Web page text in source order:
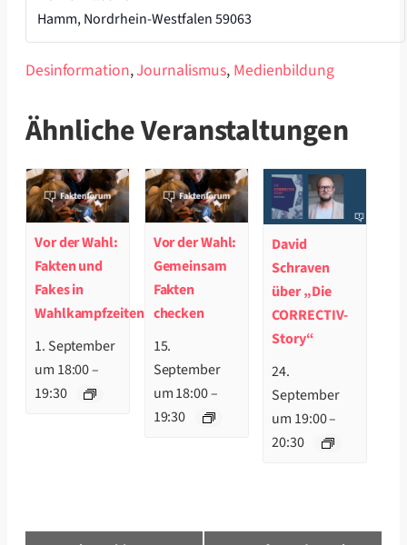
Hamm,Nordrhein-Westfalen59063
Desinformation,Journalismus, Medienbildung
Ähnliche Veranstaltungen
Vor der Wahl:
Fakten und
Fakes in
Wahlkampfzeiten
1. September
um 18:00–
19:30
Vor der Wahl:
Gemeinsam
Fakten
checken
15.
September
um 18:00–
19:30
David
Schraven
über „Die
CORRECTIV-
Story“
24.
September
um 19:00–
20:30
Veranstaltung-